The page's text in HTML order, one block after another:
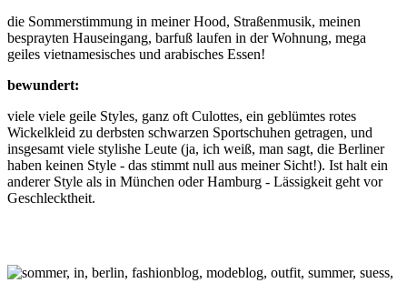
die Sommerstimmung in meiner Hood, Straßenmusik, meinen
besprayten Hauseingang, barfuß laufen in der Wohnung, mega
geiles vietnamesisches und arabisches Essen!
bewundert:
viele viele geile Styles, ganz oft Culottes, ein geblümtes rotes
Wickelkleid zu derbsten schwarzen Sportschuhen getragen, und
insgesamt viele stylishe Leute (ja, ich weiß, man sagt, die Berliner
haben keinen Style - das stimmt null aus meiner Sicht!). Ist halt ein
anderer Style als in München oder Hamburg - Lässigkeit geht vor
Geschlecktheit.